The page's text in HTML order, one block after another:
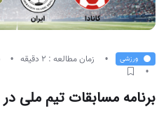
ورزشی زمان مطالعه : 2 دقیقه
برنامه مسابقات تیم ملی در